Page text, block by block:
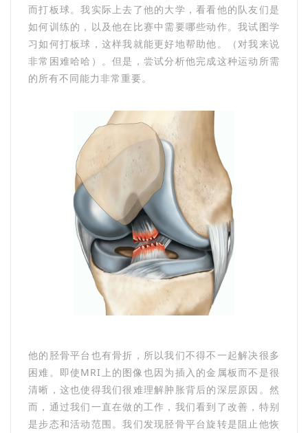
而打板球。我实际上去了他的大学，看看他的队友们是
如何训练的，以及他在比赛中需要哪些动作。我试图学
习如何打板球，这样我就能更好地帮助他。（对我来说
非常困难哈哈）。但是，尝试分析他完成这种运动所需
的所有不同能力非常重要。
他的胫骨平台也有骨折，所以我们不得不一起解决很多
困难。即使MRI上的图像也因为插入的金属板而不是很
清晰，这也使得我们很难理解肿胀背后的深层原因。然
而，通过我们一直在做的工作，我们看到了改善，特别
是步态和活动范围。我们发现胫骨平台旋转是阻止他恢